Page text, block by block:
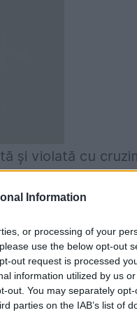
Information
or processing of your
use the below opt-out
out request is processed
information utilized by us
out. You may separately
parties on the IAB’s list of
şi violată cu
în casă şi a
poliţie, iar
loc în diferite